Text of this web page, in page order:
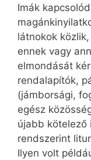
Imák
látnokok
ennek vagy
elmondását
rendalapítók,
(jámborsági,
egész
újabb kötelező
rendszerint
Ilyen volt